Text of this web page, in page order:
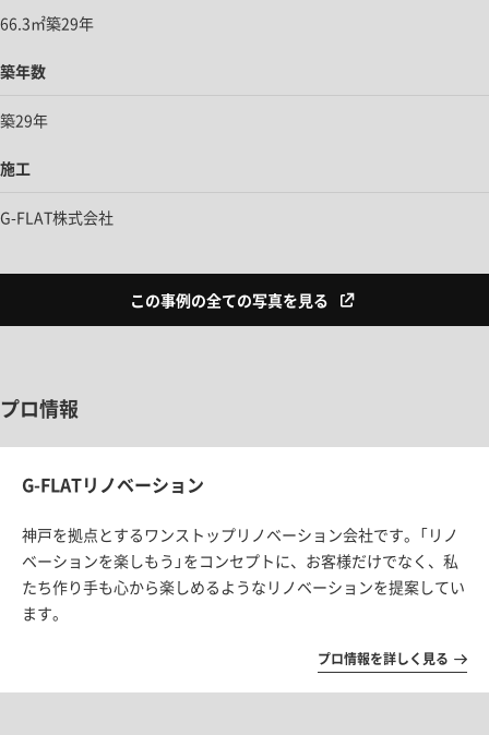
66.3㎡築29年
築年数
築29年
施工
G-FLAT株式会社
この事例の全ての写真を見る
プロ情報
G-FLATリノベーション
神戸を拠点とするワンストップリノベーション会社です。「リノ
ベーションを楽しもう」をコンセプトに、お客様だけでなく、私
たち作り手も心から楽しめるようなリノベーションを提案してい
ます。
プロ情報を詳しく見る